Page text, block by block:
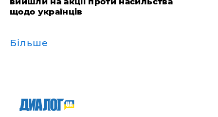
щодо українців
Більше